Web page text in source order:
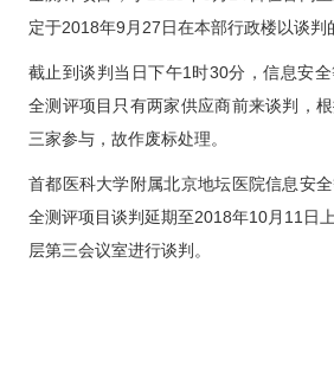
院庆专栏
定于2018年9月27日在本部行政楼以谈判
截止到谈判当日下午1时30分，信息安
全测评项目只有两家供应商前来谈判，
三家参与，故作废标处理。
首都医科大学附属北京地坛医院信息安
全测评项目谈判延期至2018年10月11日
层第三会议室进行谈判。